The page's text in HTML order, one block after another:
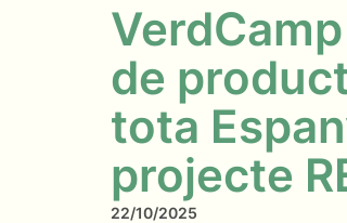
de
tota
projecte
22/10/2025